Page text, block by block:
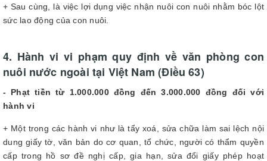
+ Sau cùng, là việc lợi dụng việc nhận nuôi con nuôi nhằm bóc lột
sức lao động của con nuôi.
4. Hành vi vi phạm quy định về văn phòng con
nuôi nước ngoài tại Việt Nam (Điều 63)
- Phạt tiền từ 1.000.000 đồng đến 3.000.000 đồng đối với
hành vi
+ Một trong các hành vi như là tẩy xoá, sửa chữa làm sai lệch nội
dung giấy tờ, văn bản do cơ quan, tổ chức, người có thẩm quyền
cấp trong hồ sơ đề nghị cấp, gia hạn, sửa đổi giấy phép hoạt